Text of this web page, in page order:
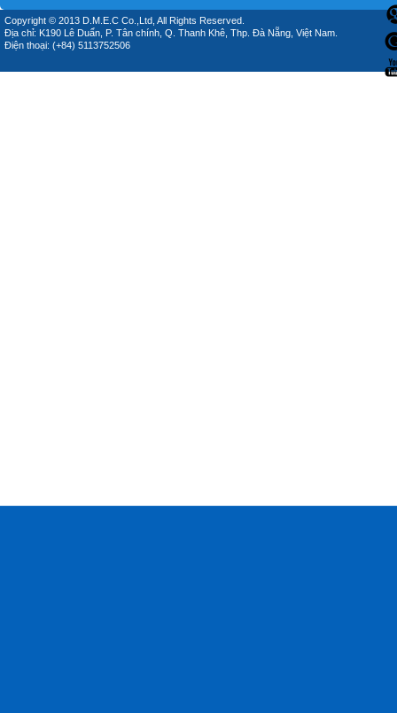
Copyright © 2013 D.M.E.C Co.,Ltd, All Rights Reserved.
Địa chỉ: K190 Lê Duẩn, P. Tân chính, Q. Thanh Khê, Thp. Đà Nẵng, Việt Nam.
Điện thoại: (+84) 5113752506